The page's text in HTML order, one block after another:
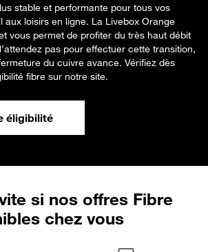
stable et performante pour tous vos
aux loisirs en ligne. La Livebox Orange
vous permet de profiter du très haut débit
pas pour effectuer cette transition,
du cuivre avance. Vérifiez dès
fibre sur notre site.
éligibilité
si nos offres Fibre
chez vous